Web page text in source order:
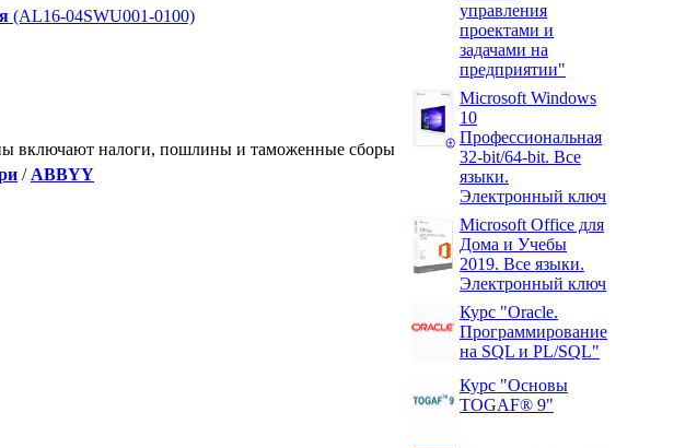
(AL16-04SWU001-0100)
включают налоги, пошлины и таможенные сборы
/ ABBYY
управления
проектами и
задачами на
предприятии"
Microsoft Windows
10
Профессиональная
32-bit/64-bit. Все
языки.
Электронный ключ
Microsoft Office для
Дома и Учебы
2019. Все языки.
Электронный ключ
Курс "Oracle.
Программирование
на SQL и PL/SQL"
Курс "Основы
TOGAF® 9"